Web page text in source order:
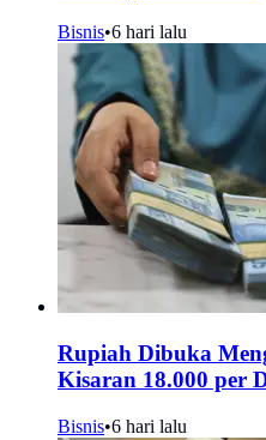
Bisnis•6 hari lalu
Rupiah Dibuka
Kisaran 18.000 per
Bisnis•6 hari lalu